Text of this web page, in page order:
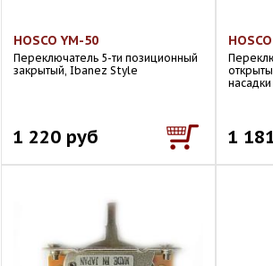
HOSCO YM-50
Переключатель 5-ти позиционный
закрытый, Ibanez Style
1 220 руб
насадки
1